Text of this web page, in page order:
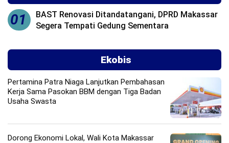
01
BAST Renovasi Ditandatangani, DPRD Makassar
Segera Tempati Gedung Sementara
Ekobis
Pertamina Patra Niaga Lanjutkan Pembahasan
Kerja Sama Pasokan BBM dengan Tiga Badan
Usaha Swasta
Dorong Ekonomi Lokal, Wali Kota Makassar